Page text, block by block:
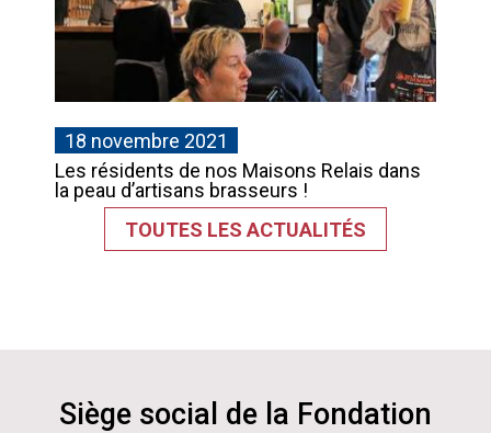
18 novembre 2021
Les résidents de nos Maisons Relais dans
la peau d’artisans brasseurs !
TOUTES LES ACTUALITÉS
Siège social de la Fondation